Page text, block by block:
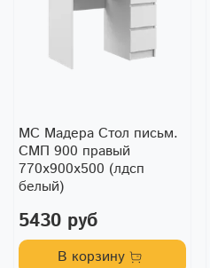
МС Мадера Стол письм.
СМП 900 правый
770х900х500 (лдсп
белый)
5430 руб
В корзину